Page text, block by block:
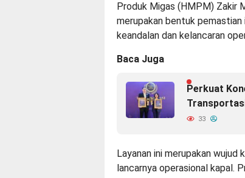
Produk Migas (HMPM) Zakir
merupakan bentuk
keandalan dan kelancaran
Baca Juga
Perkuat
33
Layanan ini merupakan wujud
lancarnya operasional kapal.